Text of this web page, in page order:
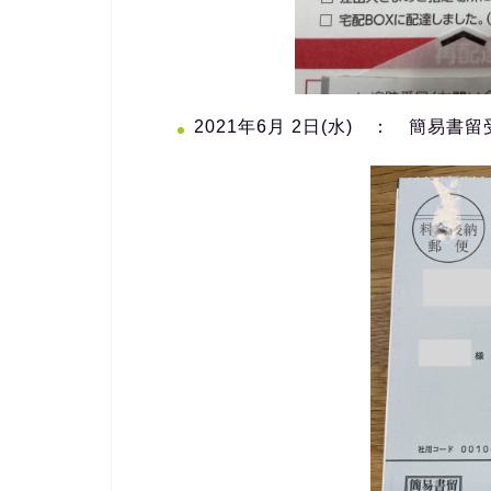
2021年6月 2日(水) ： 簡易書留